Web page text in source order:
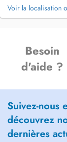
Voir la localisation
Besoin
d'aide ?
Suivez-nous
découvrez
dernières